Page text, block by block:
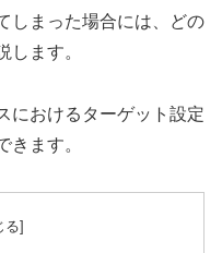
しまった場合には、どの
します。
におけるターゲット設定
きます。